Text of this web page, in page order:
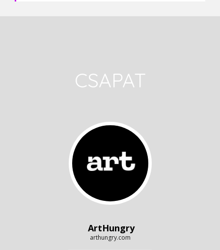
CSAPAT
ArtHungry
arthungry.com